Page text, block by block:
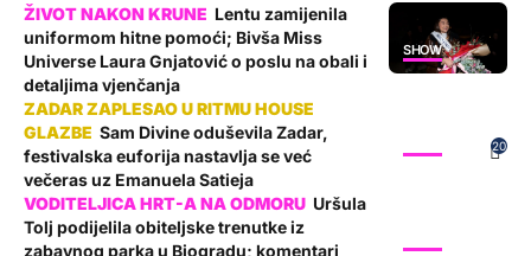
SHOW
Lentu zamijenila
uniformom hitne pomoći; Bivša Miss
Universe Laura Gnjatović o poslu na obali i
detaljima vjenčanja
20
Sam Divine oduševila Zadar,
festivalska euforija nastavlja se već
večeras uz Emanuela Satieja
Uršula
Tolj podijelila obiteljske trenutke iz
zabavnog parka u Biogradu; komentari